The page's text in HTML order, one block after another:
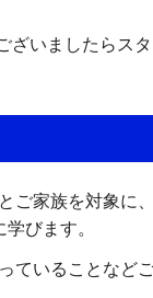
いましたらス
ご家族を対象に、
びます。
ていることなど